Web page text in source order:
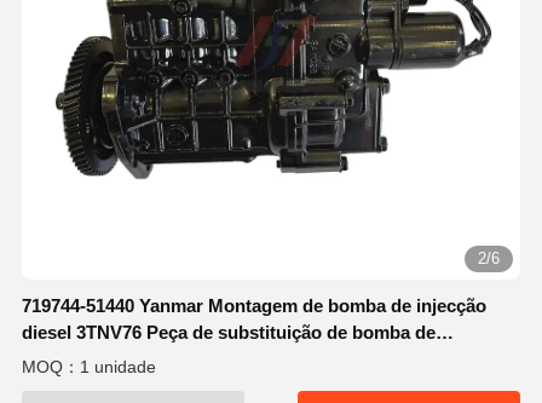
2/6
719744-51440 Yanmar Montagem de bomba de injecção
diesel 3TNV76 Peça de substituição de bomba de
combustível de motor diesel
MOQ：1 unidade